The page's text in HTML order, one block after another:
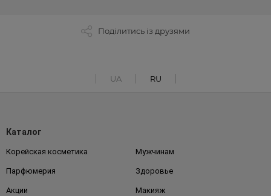
Поділитись із друзями
UA RU
Каталог
Корейская косметика Мужчинам
Парфюмерия Здоровье
Акции Макияж